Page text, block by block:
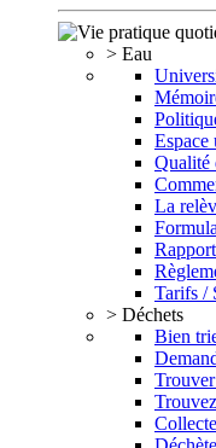
> Eau
Espace
Qualité
La
Tarifs /
> Déchets
Bien